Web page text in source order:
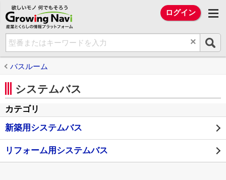
欲しいモノ 何でもそろう Growing Navi（
ログイン
×
バスルーム
システムバス
カテゴリ
新築用システムバス
リフォーム用システムバス